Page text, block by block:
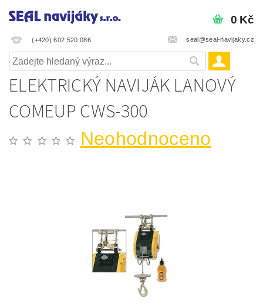
(+420) 602 520 086 seal@seal-navijaky.cz
0 Kč
ELEKTRICKÝ NAVIJÁK LANOVÝ
COMEUP CWS-300
Neohodnoceno